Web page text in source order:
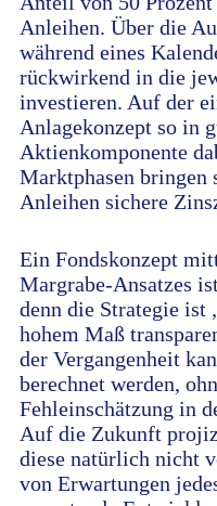
Anleihen. Über die
während eines
rückwirkend in die
investieren. Auf der
Anlagekonzept so in
Aktienkomponente
Marktphasen bringen
Anleihen sichere
Ein Fondskonzept
Margrabe-Ansatzes
denn die Strategie ist
hohem Maß
der Vergangenheit
berechnet werden,
Fehleinschätzung in
Auf die Zukunft
diese natürlich nicht
von Erwartungen